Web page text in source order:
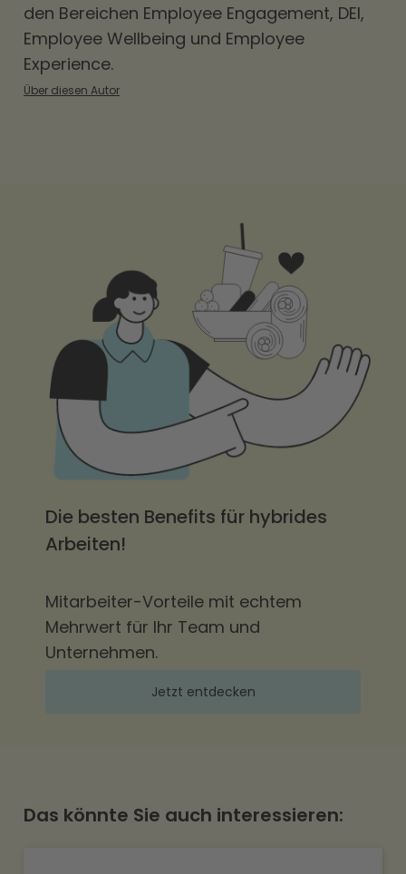
den Bereichen Employee Engagement, DEI,
Employee Wellbeing und Employee
Experience.
Über diesen Autor
Die besten Benefits für hybrides
Arbeiten!
Mitarbeiter-Vorteile mit echtem
Mehrwert für Ihr Team und
Unternehmen.
Jetzt entdecken
Das könnte Sie auch interessieren: